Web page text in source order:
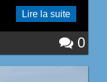
Lire la suite
0